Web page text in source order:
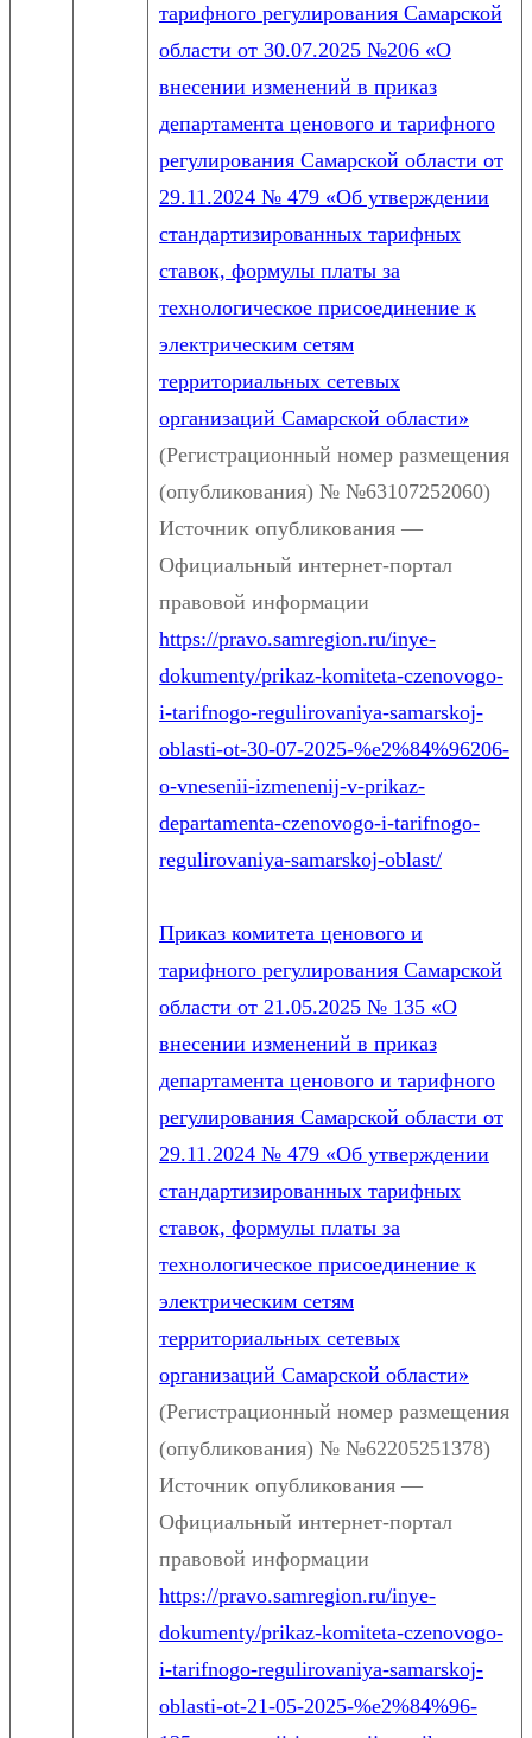
тарифного регулирования Самарской
области от 30.07.2025 №206 «О
внесении изменений в приказ
департамента ценового и тарифного
регулирования Самарской области от
29.11.2024 № 479 «Об утверждении
стандартизированных тарифных
ставок, формулы платы за
технологическое присоединение к
электрическим сетям
территориальных сетевых
организаций Самарской области»
(Регистрационный номер размещения
(опубликования) № №63107252060)
Источник опубликования —
Официальный интернет-портал
правовой информации
https://pravo.samregion.ru/inye-
dokumenty/prikaz-komiteta-czenovogo-
i-tarifnogo-regulirovaniya-samarskoj-
oblasti-ot-30-07-2025-%e2%84%96206-
o-vnesenii-izmenenij-v-prikaz-
departamenta-czenovogo-i-tarifnogo-
regulirovaniya-samarskoj-oblast/
Приказ комитета ценового и
тарифного регулирования Самарской
области от 21.05.2025 № 135 «О
внесении изменений в приказ
департамента ценового и тарифного
регулирования Самарской области от
29.11.2024 № 479 «Об утверждении
стандартизированных тарифных
ставок, формулы платы за
технологическое присоединение к
электрическим сетям
территориальных сетевых
организаций Самарской области»
(Регистрационный номер размещения
(опубликования) № №62205251378)
Источник опубликования —
Официальный интернет-портал
правовой информации
https://pravo.samregion.ru/inye-
dokumenty/prikaz-komiteta-czenovogo-
i-tarifnogo-regulirovaniya-samarskoj-
oblasti-ot-21-05-2025-%e2%84%96-